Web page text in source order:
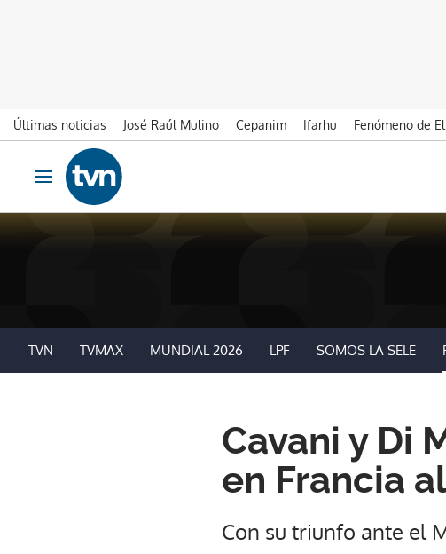
Últimas noticias José Raúl Mulino Cepanim Ifarhu Fenómeno de
Ir al contenido
Obrir navegació
TVN TVMAX MUNDIAL 2026 LPF SOMOS LA SELE
Cavani y Di
en Francia
Con su triunfo ante el